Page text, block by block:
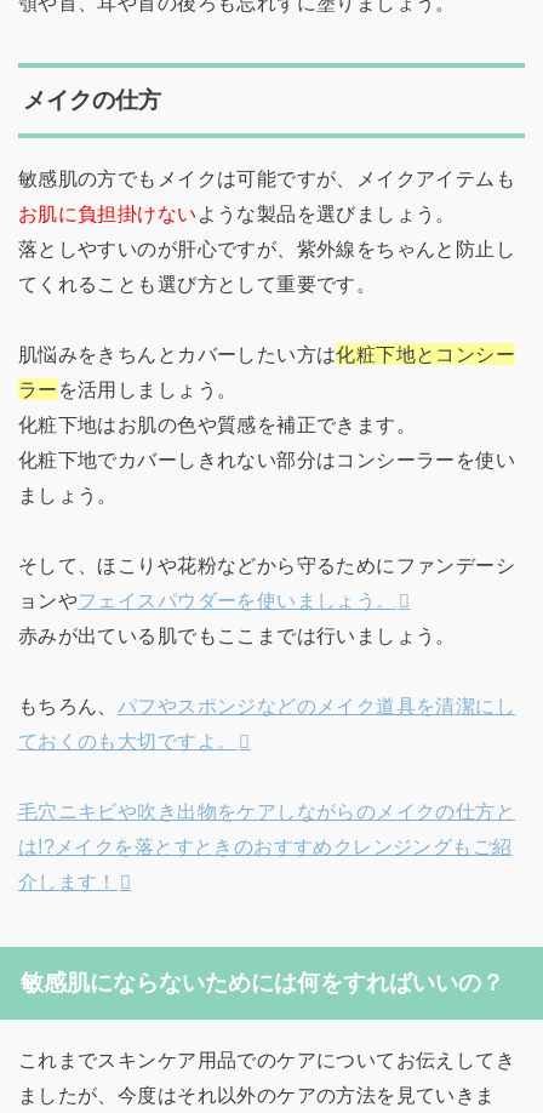
メイクの仕方
敏感肌の方でもメイクは可能ですが、メイクアイテムも
お肌に負担掛けない ような製品を選びましょう。
落としやすいのが肝心ですが、紫外線をちゃんと防止し
てくれることも選び方として重要です。
肌悩みをきちんとカバーしたい方は化粧下地とコンシー
ラー を活用しましょう。
化粧下地はお肌の色や質感を補正できます。
化粧下地でカバーしきれない部分はコンシーラーを使い
ましょう。
そして、ほこりや花粉などから守るためにファンデーシ
ョンやフェイスパウダーを使いましょう。
赤みが出ている肌でもここまでは行いましょう。
もちろん、 パフやスポンジなどのメイク道具を清潔にし
ておくのも大切ですよ。
毛穴ニキビや吹き出物をケアしながらのメイクの仕方と
は!?メイクを落とすときのおすすめクレンジングもご紹
介します！
敏感肌にならないためには何をすればいいの？
これまでスキンケア用品でのケアについてお伝えしてき
ましたが、今度はそれ以外のケアの方法を見ていきま